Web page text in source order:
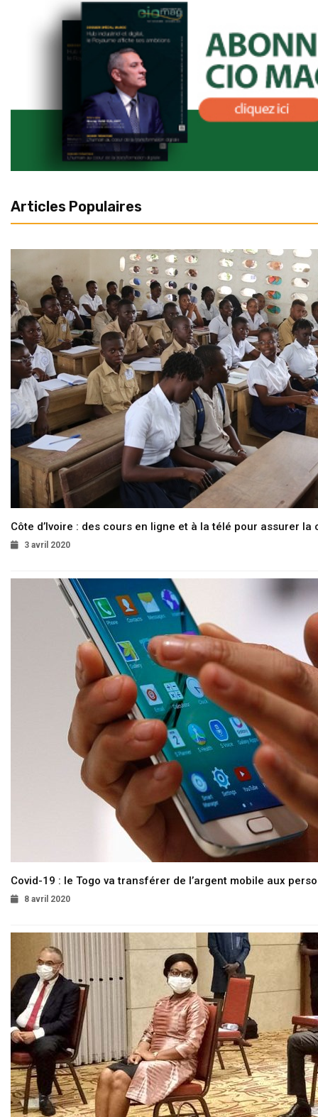
Articles Populaires
Côte d’Ivoire : des cours en ligne et à la télé pour assurer la
3 avril 2020
Covid-19 : le Togo va transférer de l’argent mobile aux
8 avril 2020